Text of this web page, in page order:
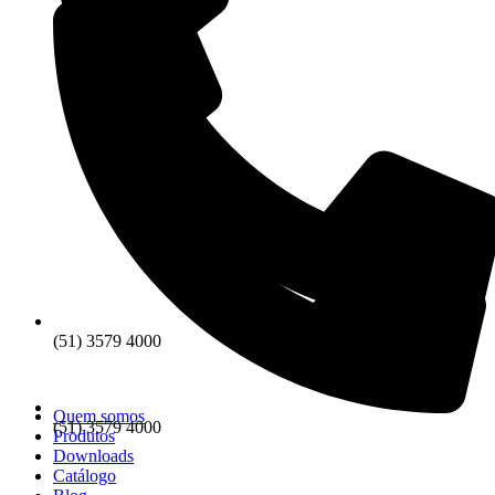
(51) 3579 4000
(51) 3579 4000
Quem somos
Produtos
Downloads
Catálogo